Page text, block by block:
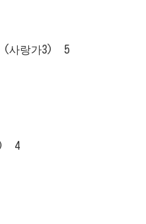
랑가3) 5
4